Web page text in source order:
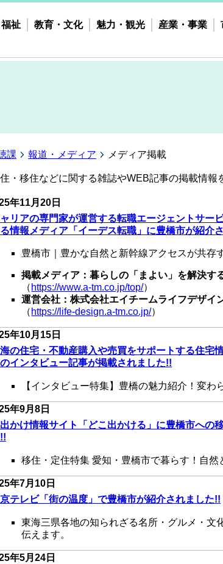
祉 教育・文化 魅力・観光 産業・事業
課 報道・メディア メディア掲載
・移住などに関する雑誌やWEB記事の掲載情報
年11月20日
リアの専門家が運営する転職エージェントサー
情報メディア「イーデス転職」に豊橋市が紹介
豊橋市｜豊かな自然と新幹線アクセスが共存
掲載メディア：暮らしの「まよい」を解決す
（ https://www.a-tm.co.jp/top/）
運営会社：株式会社エイチームライフデザイ
（ https://life-design.a-tm.co.jp/）
年10月15日
の住宅・不動産購入や売買をサポートする住宅
インタビュー記事が掲載されました!!
【インタビュー特集】豊橋の魅力紹介！変わ
年9月8日
かけ情報サイト「どこ出かける」に豊橋市への
移住・定住特集 愛知・豊橋市で暮らす！自然
年7月10日
テレビ「街の温度」で豊橋市が紹介されました!!
東海三県各地の知られざる名所・グルメ・文
伝えます。
年5月24日